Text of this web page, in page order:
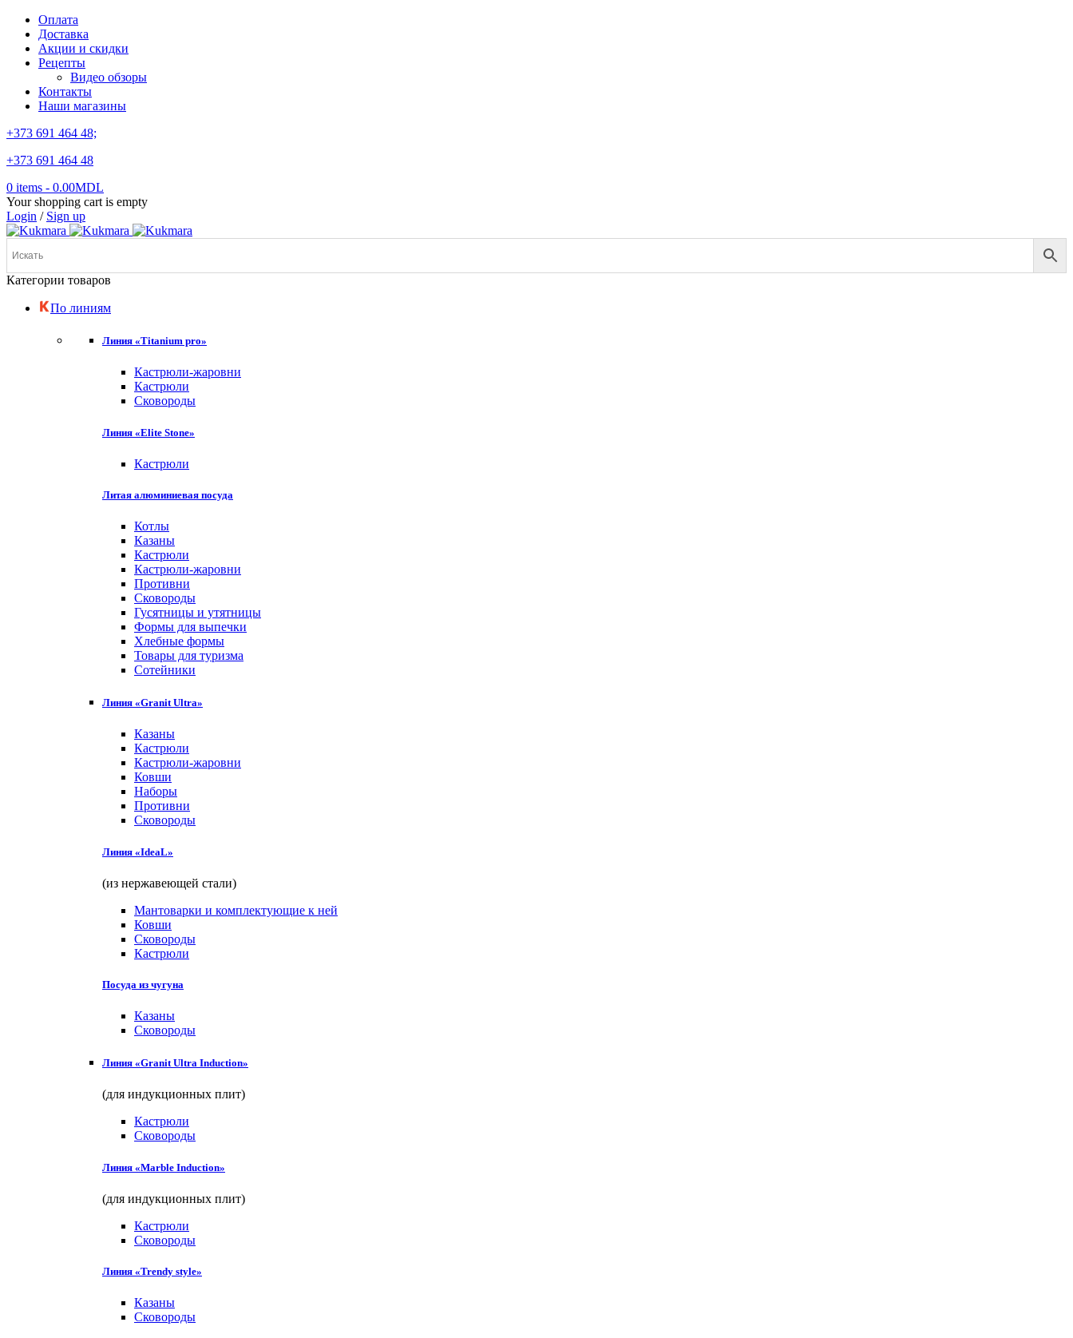
Оплата
Доставка
Акции и скидки
Рецепты
Видео обзоры
Контакты
Наши магазины
+373 691 464 48;
+373 691 464 48
0 items - 0.00MDL
Your shopping cart is empty
Login / Sign up
Категории товаров
По линиям
Линия «Titanium pro»
Кастрюли-жаровни
Кастрюли
Сковороды
Линия «Elite Stone»
Кастрюли
Литая алюминиевая посуда
Котлы
Казаны
Кастрюли
Кастрюли-жаровни
Противни
Сковороды
Гусятницы и утятницы
Формы для выпечки
Хлебные формы
Товары для туризма
Сотейники
Линия «Granit Ultra»
Казаны
Кастрюли
Кастрюли-жаровни
Ковши
Наборы
Противни
Сковороды
Линия «IdeaL»
(из нержавеющей стали)
Мантоварки и комплектующие к ней
Ковши
Сковороды
Кастрюли
Посуда из чугуна
Казаны
Сковороды
Линия «Granit Ultra Induction»
(для индукционных плит)
Кастрюли
Сковороды
Линия «Marble Induction»
(для индукционных плит)
Кастрюли
Сковороды
Линия «Trendy style»
Казаны
Сковороды